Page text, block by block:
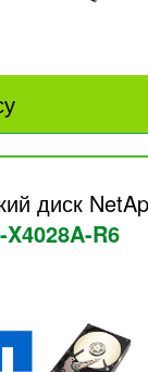
диск
X4028A-R6